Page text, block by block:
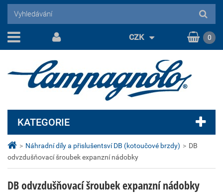
> Náhradní díly a přislušentsví DB (kotoučové brzdy) > DB
odvzdušňovací šroubek expanzní nádobky
DB odvzdušňovací šroubek expanzní nádobky
KATEGORIE
CZK 0